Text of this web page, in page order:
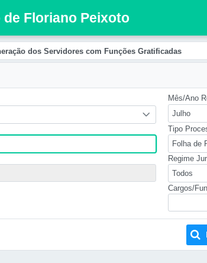
Floriano Peixoto
dos Servidores com Funções Gratificadas
Mês/Ano
Julho
Tipo
Folha de
Regime
Todos
Cargos/